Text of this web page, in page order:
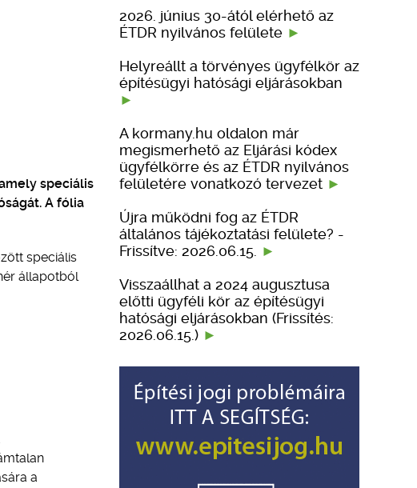
speciális
A fólia
speciális
állapotból
a
2026. június 30-ától elérhető az
ÉTDR nyilvános felülete
Helyreállt a törvényes ügyfélkör az
építésügyi hatósági eljárásokban
A kormany.hu oldalon már
megismerhető az Eljárási kódex
ügyfélkörre és az ÉTDR nyilvános
felületére vonatkozó tervezet
Újra működni fog az ÉTDR
általános tájékoztatási felülete? -
Frissítve: 2026.06.15.
Visszaállhat a 2024 augusztusa
előtti ügyféli kör az építésügyi
hatósági eljárásokban (Frissítés:
2026.06.15.)